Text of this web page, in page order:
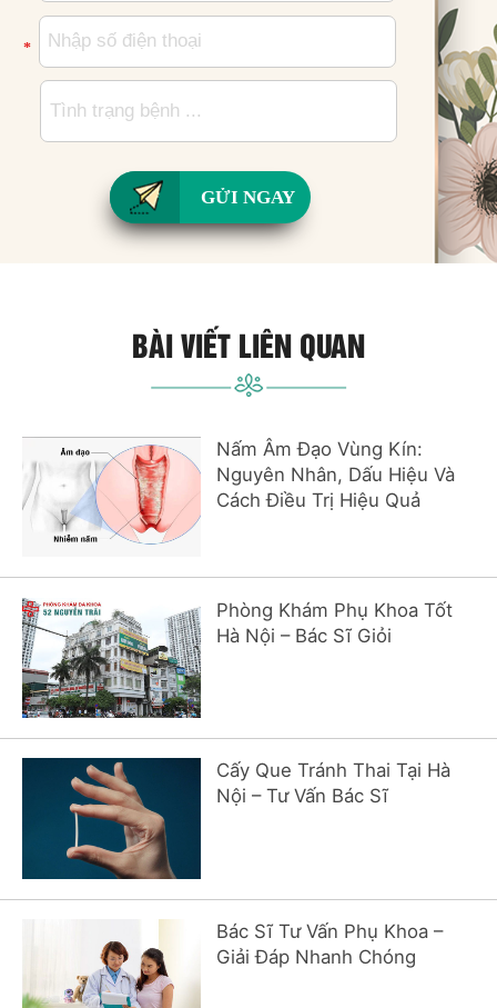
*
GỬI NGAY
BÀI VIẾT LIÊN QUAN
Nấm Âm Đạo Vùng Kín:
Nguyên Nhân, Dấu Hiệu Và
Cách Điều Trị Hiệu Quả
Phòng Khám Phụ Khoa Tốt
Hà Nội – Bác Sĩ Giỏi
Cấy Que Tránh Thai Tại Hà
Nội – Tư Vấn Bác Sĩ
Bác Sĩ Tư Vấn Phụ Khoa –
Giải Đáp Nhanh Chóng